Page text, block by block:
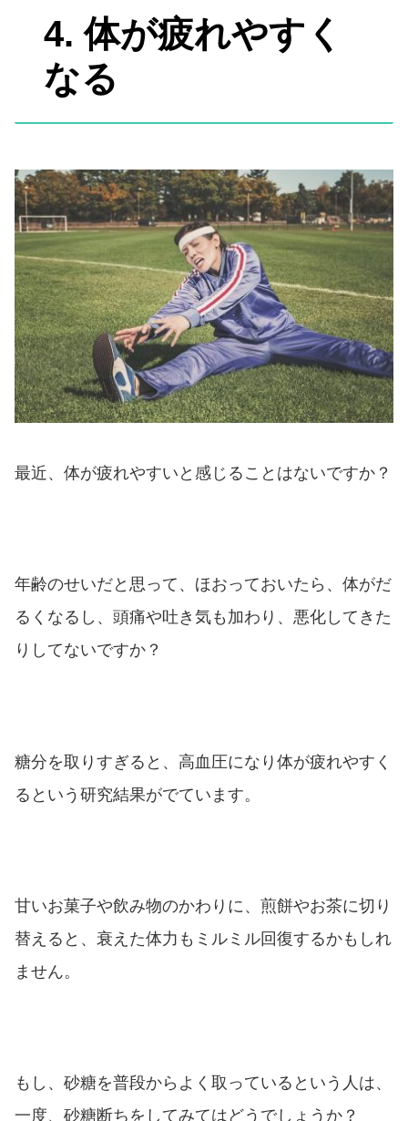
4. 体が疲れやすく
なる
最近、体が疲れやすいと感じることはないですか？
年齢のせいだと思って、ほおっておいたら、体がだ
るくなるし、頭痛や吐き気も加わり、悪化してきた
りしてないですか？
糖分を取りすぎると、高血圧になり体が疲れやすく
るという研究結果がでています。
甘いお菓子や飲み物のかわりに、煎餅やお茶に切り
替えると、衰えた体力もミルミル回復するかもしれ
ません。
もし、砂糖を普段からよく取っているという人は、
一度、砂糖断ちをしてみてはどうでしょうか？